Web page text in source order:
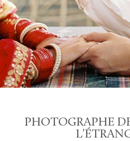
PHOTOGRAPHE